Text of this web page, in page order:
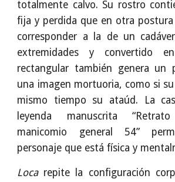
totalmente calvo. Su rostro
fija y perdida que en otra
corresponder a la de un
extremidades y convertido
rectangular también genera un
una imagen mortuoria, como si
mismo tiempo su ataúd. La
leyenda manuscrita
manicomio general 54”
personaje que está física y
Locarepite la configuración